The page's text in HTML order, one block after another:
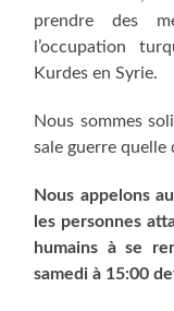
prendre des
l’occupation
Kurdes en Syrie.
Nous sommes
sale guerre
Nous appelons
les personnes
humains à se
samedi à 15:00